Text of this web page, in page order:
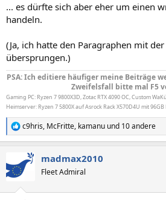
... es dürfte sich aber eher um einen
handeln.
(Ja, ich hatte den Paragraphen mit
übersprungen.)
PSA: Ich editiere häufiger meine Beiträge
Zweifelsfall bitte mal F5
Gaming PC: Ryzen 7 9800X3D, Zotac RTX 4090 OC, Custom
Heimserver: Ryzen 7 5800X auf Asrock Rack X570D4U mit
R
e
t
i
c9hris, McFritte, kamanu und 10 andere
madmax2010
Fleet Admiral